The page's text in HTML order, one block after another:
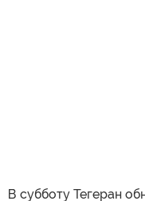
В субботу Тегеран